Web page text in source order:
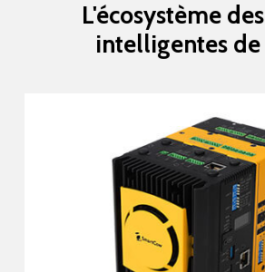
L'écosystème des
intelligentes de